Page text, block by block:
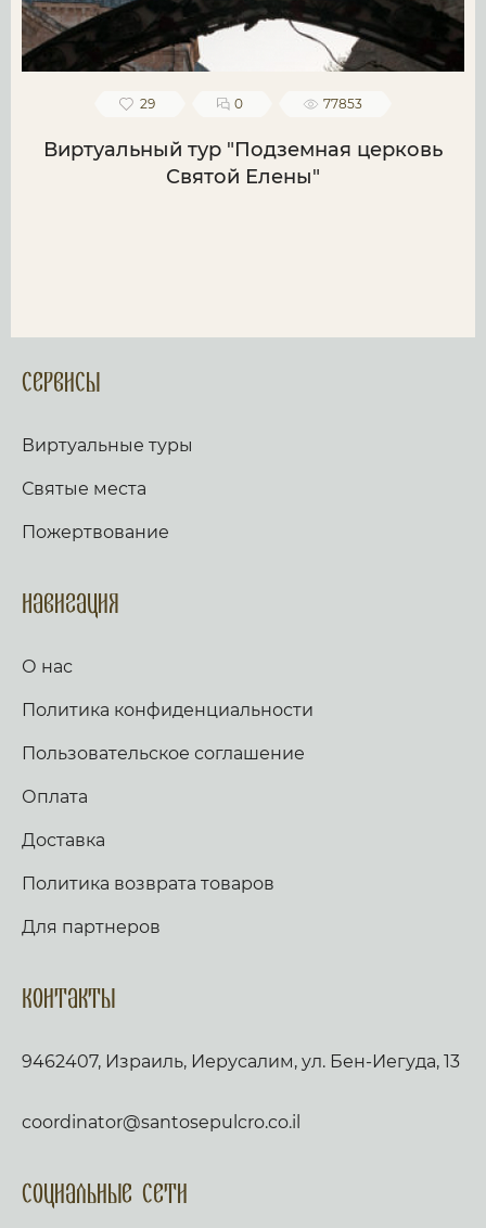
29 0 77853
Виртуальный тур "Подземная церковь
Святой Елены"
Сервисы
Виртуальные туры
Святые места
Пожертвование
Навигация
О нас
Политика конфиденциальности
Пользовательское соглашение
Оплата
Доставка
Политика возврата товаров
Для партнеров
Контакты
9462407, Израиль, Иерусалим, ул. Бен-Иегуда, 13
coordinator@santosepulcro.co.il
Социальные сети